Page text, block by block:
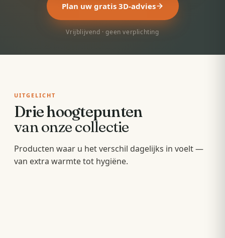
Plan uw gratis 3D-advies
Vrijblijvend · geen verplichting
UITGELICHT
Drie hoogtepunten
van onze collectie
Producten waar u het verschil dagelijks in voelt —
van extra warmte tot hygiëne.
Badkamermeubels
Hang- en staande meubels met soft-close — op
Sunshowers
Spoeltoiletten